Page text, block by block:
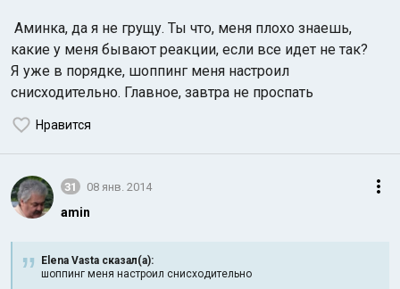
Аминка, да я не грущу. Ты что, меня плохо знаешь,
какие у меня бывают реакции, если все идет не так?
Я уже в порядке, шоппинг меня настроил
снисходительно. Главное, завтра не проспать
Нравится
31 08 янв. 2014
amin
Elena Vasta сказал(а):
шоппинг меня настроил снисходительно